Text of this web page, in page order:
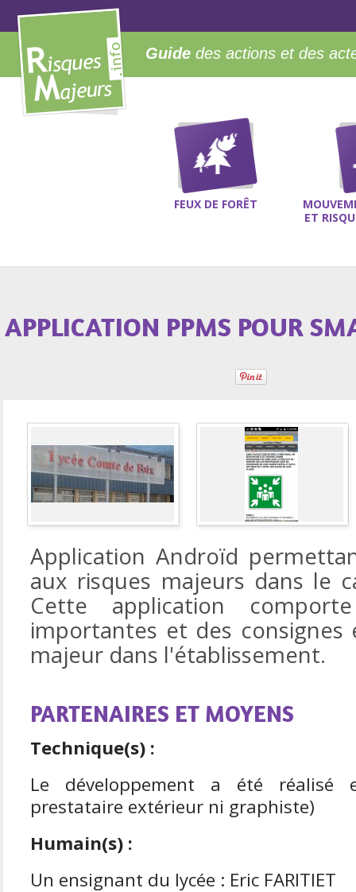
Guide des actions et des
FEUX DE FORÊT
ET
APPLICATION PPMS POUR
Application Androïd
aux risques majeurs dans le
Cette application
importantes et des consignes
majeur dans l'établissement.
PARTENAIRES ET MOYENS
Technique(s) :
Le développement a été réalisé
prestataire extérieur ni graphiste)
Humain(s) :
Un ensignant du lycée : Eric FARITIET